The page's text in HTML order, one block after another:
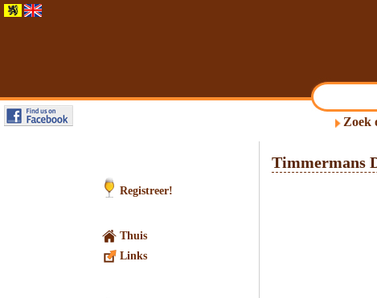
Zoek
Registreer!
Thuis
Links
Timmermans